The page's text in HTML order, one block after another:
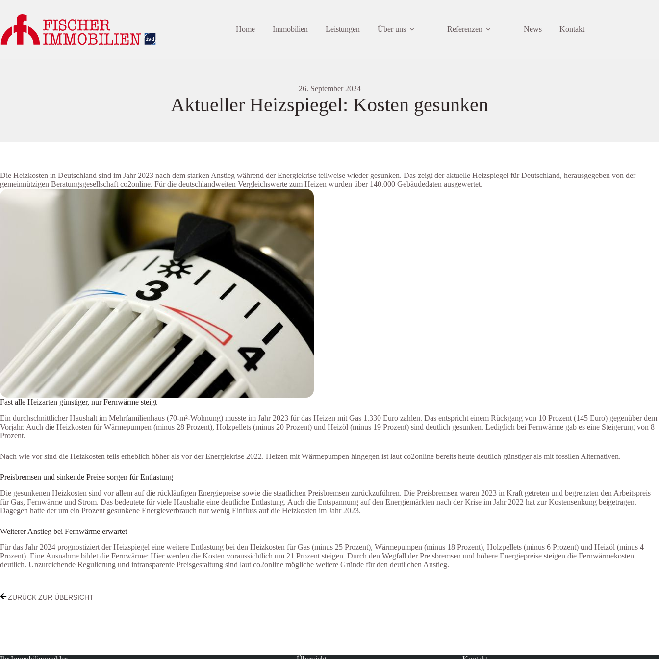
springen
Home
Immobilien Leistungen Über uns Referenzen News Kontakt
26. September 2024
Aktueller Heizspiegel: Kosten gesunken
Die Heizkosten in Deutschland sind im Jahr 2023 nach dem starken Anstieg während der Energiekrise teilweise wieder gesunken. Das zeigt der aktuelle Heizspiegel für Deutschland, herausgegeben von der
gemeinnützigen Beratungsgesellschaft co2online. Für die deutschlandweiten Vergleichswerte zum Heizen wurden über 140.000 Gebäudedaten ausgewertet.
Fast alle Heizarten günstiger, nur Fernwärme steigt
Ein durchschnittlicher Haushalt im Mehrfamilienhaus (70-m²-Wohnung) musste im Jahr 2023 für das Heizen mit Gas 1.330 Euro zahlen. Das entspricht einem Rückgang von 10 Prozent (145 Euro) gegenüber dem
Vorjahr. Auch die Heizkosten für Wärmepumpen (minus 28 Prozent), Holzpellets (minus 20 Prozent) und Heizöl (minus 19 Prozent) sind deutlich gesunken. Lediglich bei Fernwärme gab es eine Steigerung von 8
Prozent.
Nach wie vor sind die Heizkosten teils erheblich höher als vor der Energiekrise 2022. Heizen mit Wärmepumpen hingegen ist laut co2online bereits heute deutlich günstiger als mit fossilen Alternativen.
Preisbremsen und sinkende Preise sorgen für Entlastung
Die gesunkenen Heizkosten sind vor allem auf die rückläufigen Energiepreise sowie die staatlichen Preisbremsen zurückzuführen. Die Preisbremsen waren 2023 in Kraft getreten und begrenzten den Arbeitspreis
für Gas, Fernwärme und Strom. Das bedeutete für viele Haushalte eine deutliche Entlastung. Auch die Entspannung auf den Energiemärkten nach der Krise im Jahr 2022 hat zur Kostensenkung beigetragen.
Dagegen hatte der um ein Prozent gesunkene Energieverbrauch nur wenig Einfluss auf die Heizkosten im Jahr 2023.
Weiterer Anstieg bei Fernwärme erwartet
Für das Jahr 2024 prognostiziert der Heizspiegel eine weitere Entlastung bei den Heizkosten für Gas (minus 25 Prozent), Wärmepumpen (minus 18 Prozent), Holzpellets (minus 6 Prozent) und Heizöl (minus 4
Prozent). Eine Ausnahme bildet die Fernwärme: Hier werden die Kosten voraussichtlich um 21 Prozent steigen. Durch den Wegfall der Preisbremsen und höhere Energiepreise steigen die Fernwärmekosten
deutlich. Unzureichende Regulierung und intransparente Preisgestaltung sind laut co2online mögliche weitere Gründe für den deutlichen Anstieg.
ZURÜCK ZUR ÜBERSICHT